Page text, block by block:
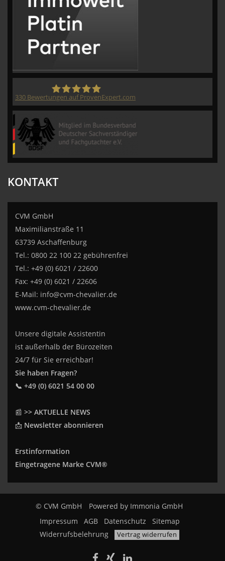
330 Bewertungen auf ProvenExpert.com
KONTAKT
CVM GmbH
Maximilianstraße 11
63739 Aschaffenburg
Tel.: 0800 22 100 22 gebührenfrei
Tel.: +49 (0) 6021 / 22600
Fax: +49 (0) 6021 / 22606
E-Mail: info@cvm-chevalier.de
www.cvm-chevalier.de
Unsere digitale Assistentin
ist außerhalb der Bürozeiten
24/7 für Sie erreichbar!
Sie haben Fragen?
📞 +49 (0) 6021 54 00 00
📰 >> AKTUELLE NEWS
📩 Newsletter abonnieren
Erstinformation
Eingetragene Marke CVM®
© CVM GmbH Powered by Immonia GmbH
Impressum
AGB Datenschutz
Sitemap
Widerrufsbelehrung
Vertrag widerrufen